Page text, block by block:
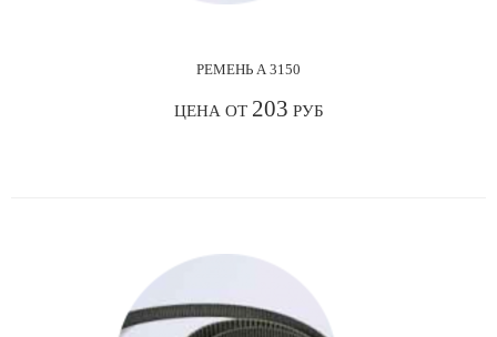
РЕМЕНЬ А 3150
ЦЕНА ОТ 203 РУБ